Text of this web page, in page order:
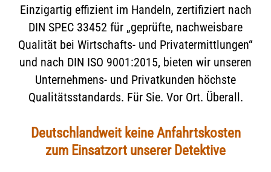
Einzigartig effizient im Handeln, zertifiziert nach
DIN SPEC 33452 für „geprüfte, nachweisbare
Qualität bei Wirtschafts- und Privatermittlungen“
und nach DIN ISO 9001:2015, bieten wir unseren
Unternehmens- und Privatkunden höchste
Qualitätsstandards. Für Sie. Vor Ort. Überall.
Deutschlandweit keine Anfahrtskosten
zum Einsatzort unserer Detektive